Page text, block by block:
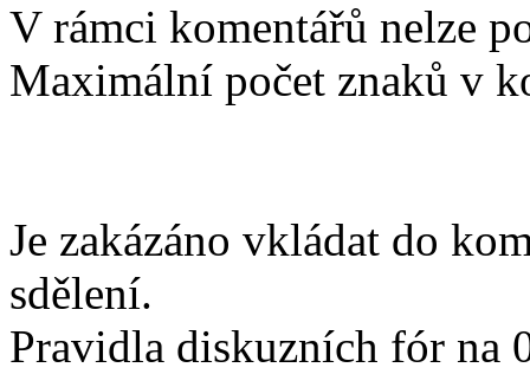
V rámci komentářů nelze
Maximální počet znaků v
Je zakázáno vkládat do
sdělení.
Pravidla diskuzních fór na